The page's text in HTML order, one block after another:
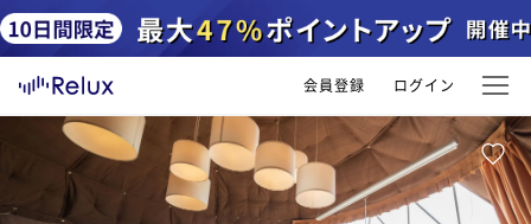
会員登録 ログイン